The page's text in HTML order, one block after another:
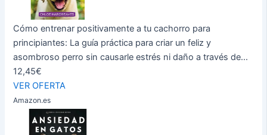
Cómo entrenar positivamente a tu cachorro para
principiantes: La guía práctica para criar un feliz y
asombroso perro sin causarle estrés ni daño a través de...
12,45€
VER OFERTA
Amazon.es